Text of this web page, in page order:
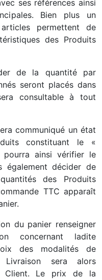
ses références ainsi
Bien plus un
permettent de
des Produits
de la quantité par
seront placés dans
consultable à tout
communiqué un état
constituant le «
ainsi vérifier le
également décider de
des Produits
TTC apparaît
du panier renseigner
concernant ladite
des modalités de
sera alors
Client. Le prix de la